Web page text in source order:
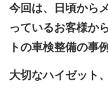
今回は、日頃から
っているお客様か
トの車検整備の事
大切なハイゼット